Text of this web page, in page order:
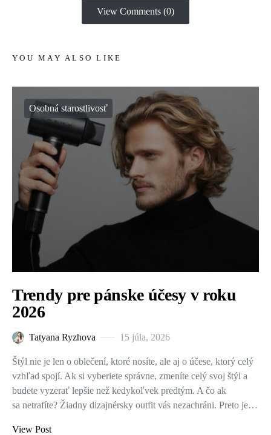
View Comments (0)
YOU MAY ALSO LIKE
Osobná starostlivosť
Trendy pre pánske účesy v roku
2026
Tatyana Ryzhova 15 júla, 2026
Štýl nie je len o oblečení, ktoré nosíte, ale aj o účese, ktorý celý
vzhľad spojí. Ak si vyberiete správne, zmeníte celý svoj štýl a
budete vyzerať lepšie než kedykoľvek predtým. A čo ak
sa netrafíte? Žiadny dizajnérsky outfit vás nezachráni. Preto je…
View Post